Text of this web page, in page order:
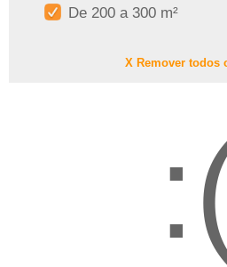
De 200 a 300 m²
X Remover todos